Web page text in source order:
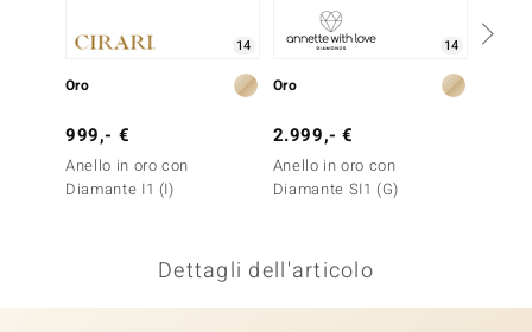
by de Melo 14
Oro
999,- €
Anello in oro con
Diamante I1 (I)
14
Oro
2.999,- €
Anello in oro con
Diamante SI1 (G)
Dettagli dell'articolo